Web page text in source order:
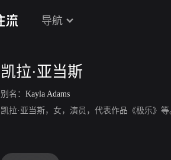
导航
凯拉·亚当斯
别名： Kayla Adams
凯拉·亚当斯，女，演员，代表作品《极乐》等